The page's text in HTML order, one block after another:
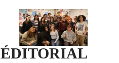
ÉDITORIAL